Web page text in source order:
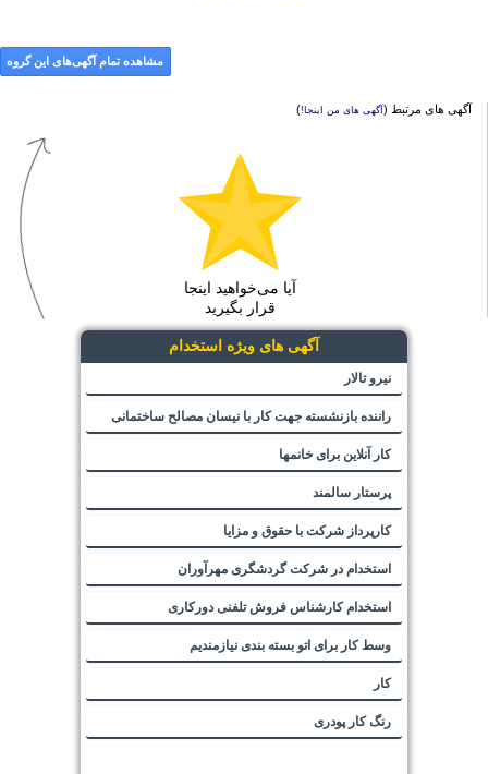
مشاهده تمام آگهی‌های این گروه
آگهی های مرتبط (آگهی های من اینجا!)
آیا می‌خواهید اینجا
قرار بگیرید
آگهی های ویژه استخدام
نیرو تالار
راننده بازنشسته جهت کار با نیسان مصالح ساختمانی
کار آنلاین برای خانمها
پرستار سالمند
کارپرداز شرکت با حقوق و مزایا
استخدام در شرکت گردشگری مهرآوران
استخدام کارشناس فروش تلفنی دورکاری
وسط کار برای اتو بسته بندی نیازمندیم
کار
رنگ کار پودری